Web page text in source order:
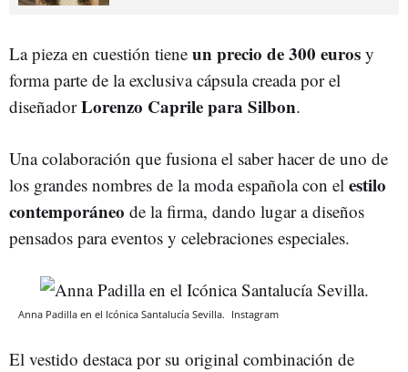
La pieza en cuestión tiene un precio de 300 euros y
forma parte de la exclusiva cápsula creada por el
diseñadorLorenzo Caprile para Silbon.
Una colaboración que fusiona el saber hacer de uno de
los grandes nombres de la moda española con el estilo
contemporáneo de la firma, dando lugar a diseños
pensados para eventos y celebraciones especiales.
Anna Padilla en el Icónica Santalucía Sevilla. Instagram
El vestido destaca por su original combinación de